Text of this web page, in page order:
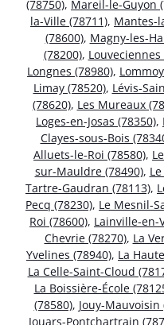
(78750), Mareil-le-Guyon
la-Ville (78711), Mantes-
(78600), Magny-les-
(78200), Louveciennes
Longnes (78980),
Limay (78520), Lévis-
(78620), Les Mureaux
Loges-en-Josas (78350),
Clayes-sous-Bois
Alluets-le-Roi (78580),
sur-Mauldre (78490),
Tartre-Gaudran (78113),
Pecq (78230), Le Mesnil-
Roi (78600), Lainville-en-
Chevrie (78270), La
Yvelines (78940), La
La Celle-Saint-Cloud
La Boissière-École
(78580), Jouy-Mauvoisin
Jouars-Pontchartrain